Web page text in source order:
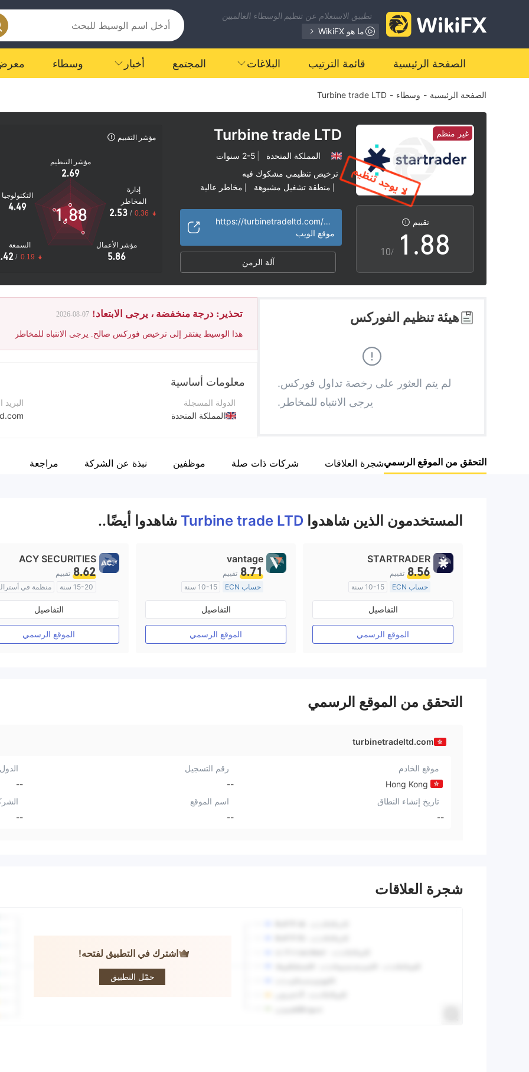
تطبيق الاستعلام عن تنظيم الوسطاء العالميين
ما هو WikiFX
الصفحة الرئيسية قائمة الترتيب البلاغات المجتمع أخبار وسطاء
الصفحة الرئيسية - وسطاء -
Turbine trade LTD
غير منظم
تقييم0
1
2
3
5
7
8
9
.
2
3
4
5
6
7
8
9
2
3
4
5
6
7
8
9
/10
Turbine trade LTD
المملكة المتحدة
2-5 سنوات
ترخيص تنظيمي مشكوك فيه
منطقة تشغيل مشبوهة مخاطر عالية
https://turbinetradeltd.com/ar/index1.html
موقع الويب
آلة الزمن
مؤشر التقييم
مؤشر التنظيم
2.69
التكنولوجيا
4.49
السمعة
/ 0.19
مؤشر الأعمال
5.86
إدارة
المخاطر
2.53 / 0.36
1.88
هيئة تنظيم الفوركس
لم يتم العثور على رخصة تداول فوركس.
يرجى الانتباه للمخاطر.
تحذير: درجة منخفضة ، يرجى الابتعاد! 2026-08-07
هذا الوسيط يفتقر إلى ترخيص فوركس صالح. يرجى الانتباه للمخاطر
معلومات أساسية
الدولة المسجلة
المملكة المتحدة
اسم الشركة
البريد
التحقق من الموقع الرسميشجرة العلاقات شركات ذات صلة موظفين نبذة عن الشركة مراجعة
المستخدمون الذين شاهدوا Turbine trade LTD شاهدوا أيضًا..
STARTRADER
8.56 تقييم
حساب ECN
10-15 سنة
منظمة في أستراليا
صناعة السوق (MM)
رخصة كاملة ميتاتريدر ٤
التفاصيل
الموقع الرسمي
vantage
8.71 تقييم
حساب ECN
10-15 سنة
منظمة في أستراليا
صناعة السوق (MM)
رخصة كاملة ميتاتريدر ٤
التفاصيل
الموقع الرسمي
ACY SECURITIES
8.62 تقييم
15-20 سنة
منظمة في
صناعة السوق (MM)
رخصة كاملة ميتاتريدر ٤
التفاصيل
الموقع الرسمي
التحقق من الموقع الرسمي
turbinetradeltd.com
موقع الخادم
رقم التسجيل
--
--
تاريخ إنشاء النطاق
--
اسم الموقع
--
--
شجرة العلاقات
اشترك في التطبيق لفتحه!
حمّل التطبيق
Turbine trade
LTD